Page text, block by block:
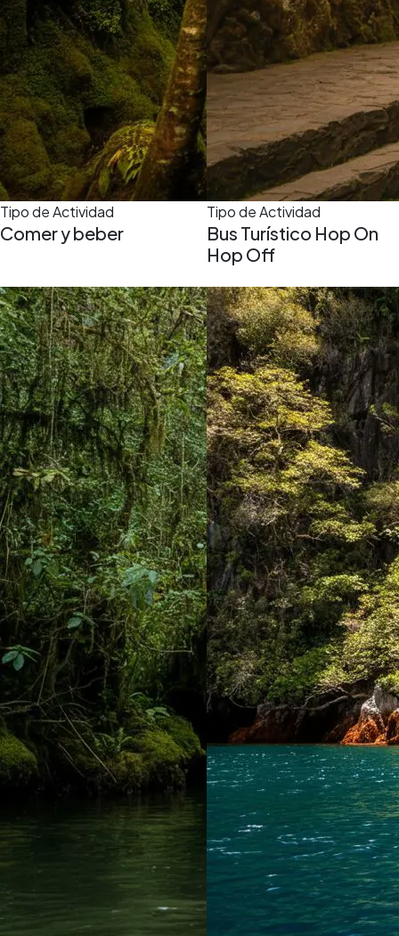
Tipo de Actividad
Comer y beber
Tipo de Actividad
Bus Turístico Hop On
Hop Off